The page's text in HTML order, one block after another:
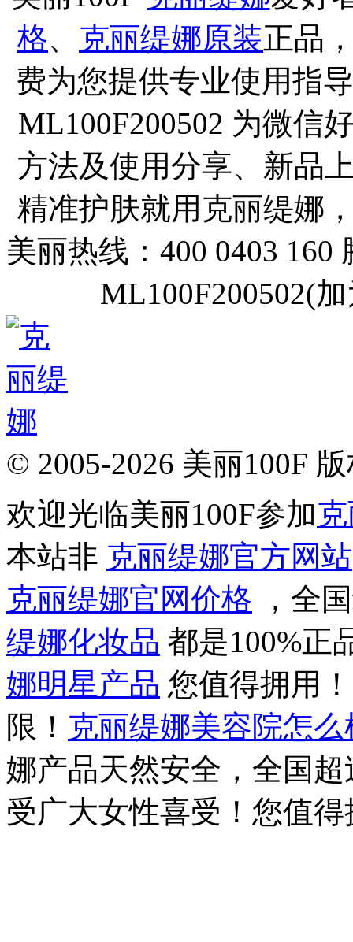
格、 克丽缇娜原装正品
费为您提供专业使用指
ML100F200502 为微信
方法及使用分享、新品
精准护肤就用克丽缇娜
美丽热线：400 0403 160
ML100F200502(
© 2005-2026 美丽100F
欢迎光临美丽100F参加
本站非 克丽缇娜官方网站
克丽缇娜官网价格 ，全
缇娜化妆品 都是100%正
娜明星产品 您值得拥用
限！ 克丽缇娜美容院怎么
娜产品天然安全，全国
受广大女性喜受！您值得